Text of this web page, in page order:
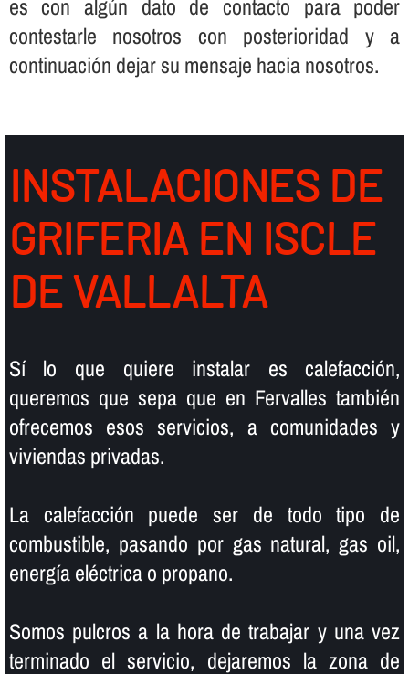
es con algún dato de contacto para poder
contestarle nosotros con posterioridad y a
continuación dejar su mensaje hacia nosotros.
INSTALACIONES DE
GRIFERIA EN ISCLE
DE VALLALTA
Sí­ lo que quiere instalar es calefacción,
queremos que sepa que en Fervalles también
ofrecemos esos servicios, a comunidades y
viviendas privadas.
La calefacción puede ser de todo tipo de
combustible, pasando por gas natural, gas oil,
energí­a eléctrica o propano.
Somos pulcros a la hora de trabajar y una vez
terminado el servicio, dejaremos la zona de